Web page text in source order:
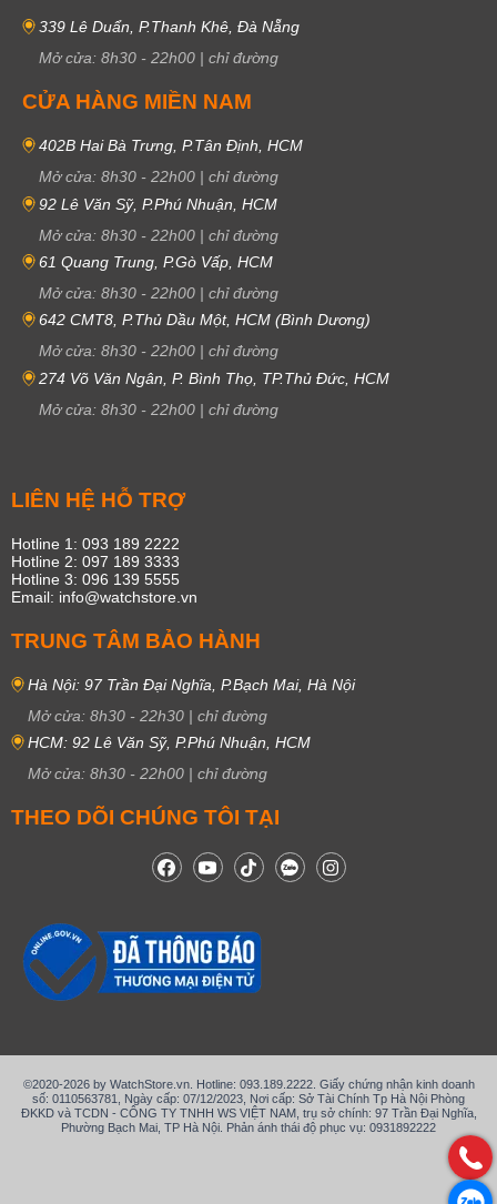
339 Lê Duẩn, P.Thanh Khê, Đà Nẵng
Mở cửa: 8h30 - 22h00 | chỉ đường
CỬA HÀNG MIỀN NAM
402B Hai Bà Trưng, P.Tân Định, HCM
Mở cửa: 8h30 - 22h00 | chỉ đường
92 Lê Văn Sỹ, P.Phú Nhuận, HCM
Mở cửa: 8h30 - 22h00 | chỉ đường
61 Quang Trung, P.Gò Vấp, HCM
Mở cửa: 8h30 - 22h00 | chỉ đường
642 CMT8, P.Thủ Dầu Một, HCM (Bình Dương)
Mở cửa: 8h30 - 22h00 | chỉ đường
274 Võ Văn Ngân, P. Bình Thọ, TP.Thủ Đức, HCM
Mở cửa: 8h30 - 22h00 | chỉ đường
LIÊN HỆ HỖ TRỢ
Hotline 1: 093 189 2222
Hotline 2: 097 189 3333
Hotline 3: 096 139 5555
Email: info@watchstore.vn
TRUNG TÂM BẢO HÀNH
Hà Nội: 97 Trần Đại Nghĩa, P.Bạch Mai, Hà Nội
Mở cửa: 8h30 - 22h30 | chỉ đường
HCM: 92 Lê Văn Sỹ, P.Phú Nhuận, HCM
Mở cửa: 8h30 - 22h00 | chỉ đường
THEO DÕI CHÚNG TÔI TẠI
©2020-2026 by WatchStore.vn. Hotline: 093.189.2222. Giấy chứng nhận kinh doanh
số: 0110563781, Ngày cấp: 07/12/2023, Nơi cấp: Sở Tài Chính Tp Hà Nội Phòng
ĐKKD và TCDN - CÔNG TY TNHH WS VIỆT NAM, trụ sở chính: 97 Trần Đại Nghĩa,
Phường Bạch Mai, TP Hà Nội. Phản ánh thái độ phục vụ: 0931892222